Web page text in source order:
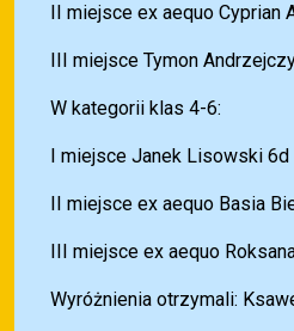
II miejsce ex aequo Cyprian
III miejsce Tymon
W kategorii klas 4-6:
I miejsce Janek Lisowski 6d
II miejsce ex aequo Basia
III miejsce ex aequo
Wyróżnienia otrzymali: